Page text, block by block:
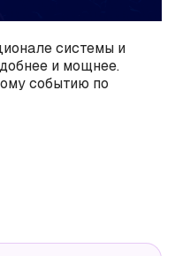
системы и
и мощнее.
событию по